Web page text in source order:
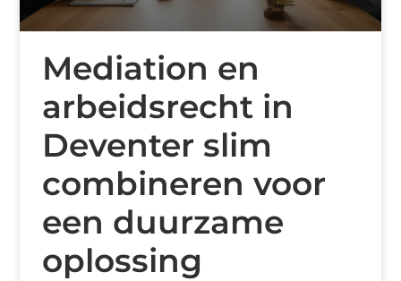
Mediation en
arbeidsrecht in
Deventer slim
combineren voor
een duurzame
oplossing